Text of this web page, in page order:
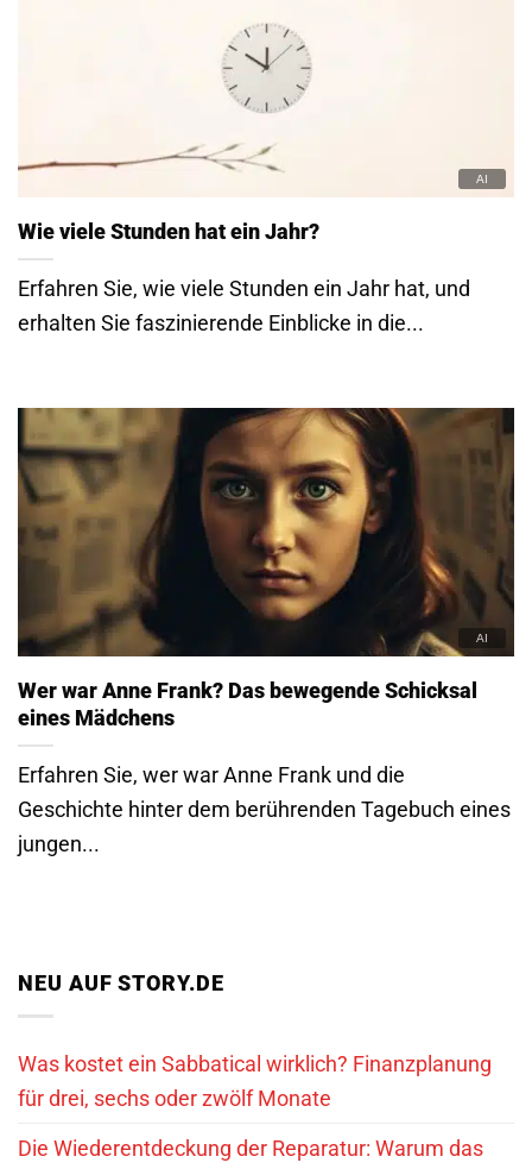
Wie viele Stunden hat ein Jahr?
Erfahren Sie, wie viele Stunden ein Jahr hat, und
erhalten Sie faszinierende Einblicke in die...
Wer war Anne Frank? Das bewegende Schicksal
eines Mädchens
Erfahren Sie, wer war Anne Frank und die
Geschichte hinter dem berührenden Tagebuch eines
jungen...
NEU AUF STORY.DE
Was kostet ein Sabbatical wirklich? Finanzplanung
für drei, sechs oder zwölf Monate
Die Wiederentdeckung der Reparatur: Warum das